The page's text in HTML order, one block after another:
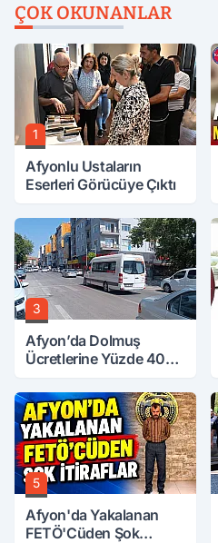
ÇOK OKUNANLAR
1
Afyonlu Ustaların
Eserleri Görücüye Çıktı
3
Afyon’da Dolmuş
Ücretlerine Yüzde 40
5
Afyon'da Yakalanan
FETÖ'Cüden Şok